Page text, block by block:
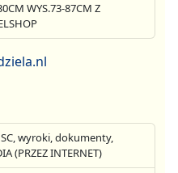
WYS.73-87CM Z
wyroki, dokumenty,
(PRZEZ INTERNET)